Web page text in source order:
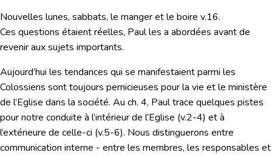
Nouvelles lunes, sabbats, le manger et le boire v.16.
Ces questions étaient réelles, Paul les a abordées avant de
revenir aux sujets importants.
Aujourd’hui les tendances qui se manifestaient parmi les
Colossiens sont toujours pernicieuses pour la vie et le ministère
de l’Eglise dans la société. Au ch. 4, Paul trace quelques pistes
pour notre conduite à l’intérieur de l’Eglise (v.2-4) et à
l’extérieure de celle-ci (v.5-6). Nous distinguerons entre
communication interne - entre les membres, les responsables et